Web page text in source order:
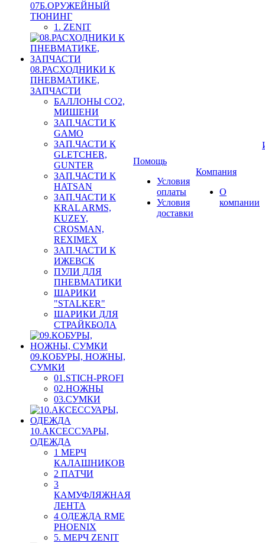
07Б.ОРУЖЕЙНЫЙ
ТЮНИНГ
1. ZENIT
08.РАСХОДНИКИ К
ПНЕВМАТИКЕ,
ЗАПЧАСТИ
БАЛЛОНЫ CO2,
МИШЕНИ
ЗАП.ЧАСТИ К
GAMO
ЗАП.ЧАСТИ К
GLETCHER,
GUNTER
ЗАП.ЧАСТИ К
HATSAN
ЗАП.ЧАСТИ К
KRAL ARMS,
KUZEY,
CROSMAN,
REXIMEX
ЗАП.ЧАСТИ К
ИЖЕВСК
ПУЛИ ДЛЯ
ПНЕВМАТИКИ
ШАРИКИ
"STALKER"
ШАРИКИ ДЛЯ
СТРАЙКБОЛА
09.КОБУРЫ, НОЖНЫ,
СУМКИ
01.STICH-PROFI
02.НОЖНЫ
03.СУМКИ
10.АКСЕССУАРЫ,
ОДЕЖДА
1 МЕРЧ
КАЛАШНИКОВ
2 ПАТЧИ
3
КАМУФЛЯЖНАЯ
ЛЕНТА
4 ОДЕЖДА RME
PHOENIX
5. МЕРЧ ZENIT
Помощь
Условия
оплаты
Условия
доставки
Компания
О
компании